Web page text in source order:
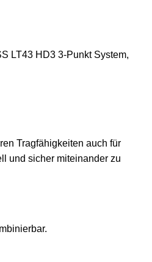
LT43 HD3 3-Punkt System,
Tragfähigkeiten auch für
und sicher miteinander zu